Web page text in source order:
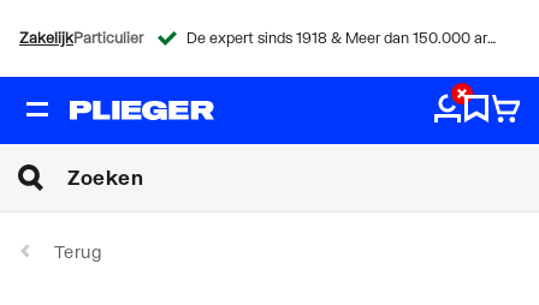
ZakelijkParticulier De expert sinds 1918 & Meer dan 150.000 artikelen
Terug